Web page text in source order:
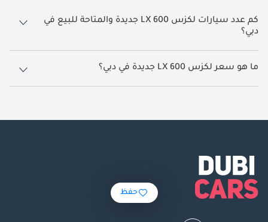
كم عدد سيارات لكزس LX 600 جديدة والمتاحة للبيع في
دبي؟
259 سيارة لكزس LX 600 جديدة متوفرة للبيع في دبي.
ما هو سعر لكزس LX 600 جديدة في دبي؟
يبدأ سعر سيارة لكزس LX 600 جديدة في دبي 500,000.
حفظ